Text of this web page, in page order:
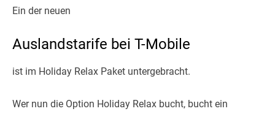
Ein der neuen
Auslandstarife bei T-Mobile
ist im Holiday Relax Paket untergebracht.
Wer nun die Option Holiday Relax bucht, bucht ein